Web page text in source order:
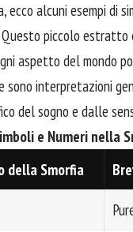
ecco alcuni esempi di
piccolo
aspetto del mondo
interpretazioni
del sogno e dalle
e Numeri nella
della Smorfia